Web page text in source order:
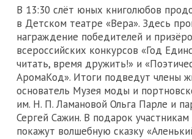
В 13:30 слёт юных книголюбов
в Детском театре «Вера». Здесь
награждение победителей и
всероссийских конкурсов «Год
читать, время дружить!» и
АромаКод». Итоги подведут члены
основатель Музея моды и
им. Н. П. Ламановой Ольга Парле и
Сергей Сажин. В подарок участникам
покажут волшебную сказку